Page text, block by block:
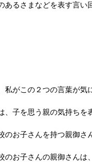
あるさまなどを表す言い
私がこの２つの言葉が気
、子を思う親の気持ちを
のお子さんを持つ親御さ
のお子さんの親御さんは、